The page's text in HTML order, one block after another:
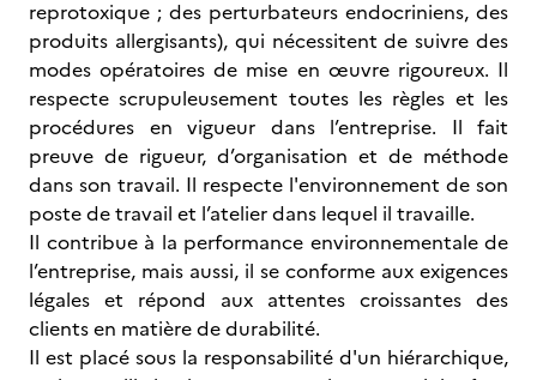
reprotoxique ; des perturbateurs endocriniens, des
produits allergisants), qui nécessitent de suivre des
modes opératoires de mise en œuvre rigoureux. Il
respecte scrupuleusement toutes les règles et les
procédures en vigueur dans l’entreprise. Il fait
preuve de rigueur, d’organisation et de méthode
dans son travail. Il respecte l'environnement de son
poste de travail et l’atelier dans lequel il travaille.
Il contribue à la performance environnementale de
l’entreprise, mais aussi, il se conforme aux exigences
légales et répond aux attentes croissantes des
clients en matière de durabilité.
Il est placé sous la responsabilité d'un hiérarchique,